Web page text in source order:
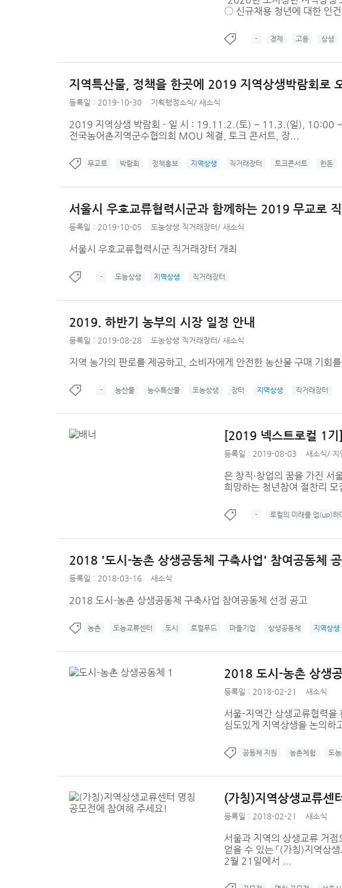
〇 신규채용 청년에 대한 인
- 경제 고용 상생
지역특산물, 정책을 한곳에 2019 지역상생박람회로
등록일 : 2019-10-30 기획행정소식/ 새소식
2019 지역상생 박람회 - 일 시 : 19.11.2.(토) ~ 11.3.(일), 10:00 ~
전국농어촌지역군수협의회 MOU 체결, 토크 콘서트, 장...
무교로 박람회 정책홍보 지역상생 직거래장터 토크콘서트 한돈
서울시 우호교류협력시군과 함께하는 2019 무교로
등록일 : 2019-10-05 도농상생 직거래장터/ 새소식
서울시 우호교류협력시군 직거래장터 개최
- 도농상생 지역상생 직거래장터
2019. 하반기 농부의 시장 일정 안내
등록일 : 2019-08-28 도농상생 직거래장터/ 새소식
지역 농가의 판로를 제공하고, 소비자에게 안전한 농산물 구매 기회
- 농산물 농수특산물 도농상생 장터 지역상생 직거래장터
[2019 넥스트로컬 1
등록일 : 2019-08-03 새소식/ 지
은 창직·창업의 꿈을 가진 서
희망하는 청년참여 절찬리 모
- 로컬의 미래를 업(up)하
2018 '도시-농촌 상생공동체 구축사업' 참여공동체
등록일 : 2018-03-16 새소식
2018 도시-농촌 상생공동체 구축사업 참여공동체 선정 공고
농촌 도농교류센터 도시 로컬푸드 마을기업 상생공동체 지역상생
2018 도시-농촌 상생
등록일 : 2018-02-21 새소식
서울-지역간 상생교류협력
심도있게 지역상생을 논의
공동체 지원 농촌체험 도
(가칭)지역상생교류센
등록일 : 2018-02-21 새소식
서울과 지역의 상생교류 거
얻을 수 있는 「(가칭)지역상
2월 21일에서 ...